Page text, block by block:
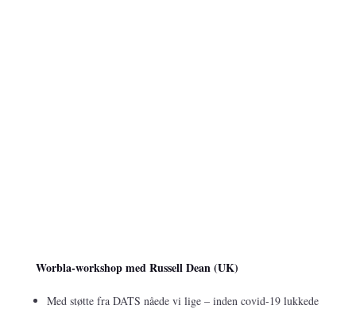
Worbla-workshop med Russell Dean (UK)
Med støtte fra DATS nåede vi lige – inden covid-19 lukkede